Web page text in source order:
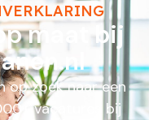
maat bij
op zoek naar een
vacatures bij